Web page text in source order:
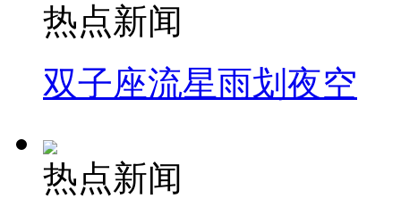
热点新闻
双子座流星雨划夜空
热点新闻